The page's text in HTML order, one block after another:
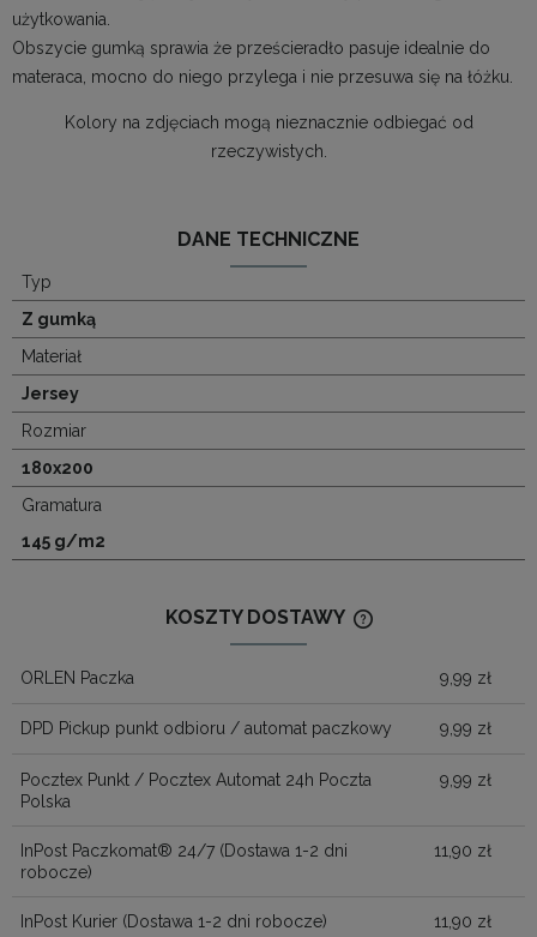
użytkowania.
Obszycie gumką sprawia że prześcieradło pasuje idealnie do
materaca, mocno do niego przylega i nie przesuwa się na łóżku.
Kolory na zdjęciach mogą nieznacznie odbiegać od
rzeczywistych.
DANE TECHNICZNE
Typ
Z gumką
Materiał
Jersey
Rozmiar
180x200
Gramatura
145 g/m2
KOSZTY DOSTAWY
ORLEN Paczka 9,99 zł
DPD Pickup punkt odbioru / automat paczkowy 9,99 zł
Pocztex Punkt / Pocztex Automat 24h Poczta
Polska
9,99 zł
InPost Paczkomat® 24/7 (Dostawa 1-2 dni
robocze)
11,90 zł
InPost Kurier (Dostawa 1-2 dni robocze) 11,90 zł